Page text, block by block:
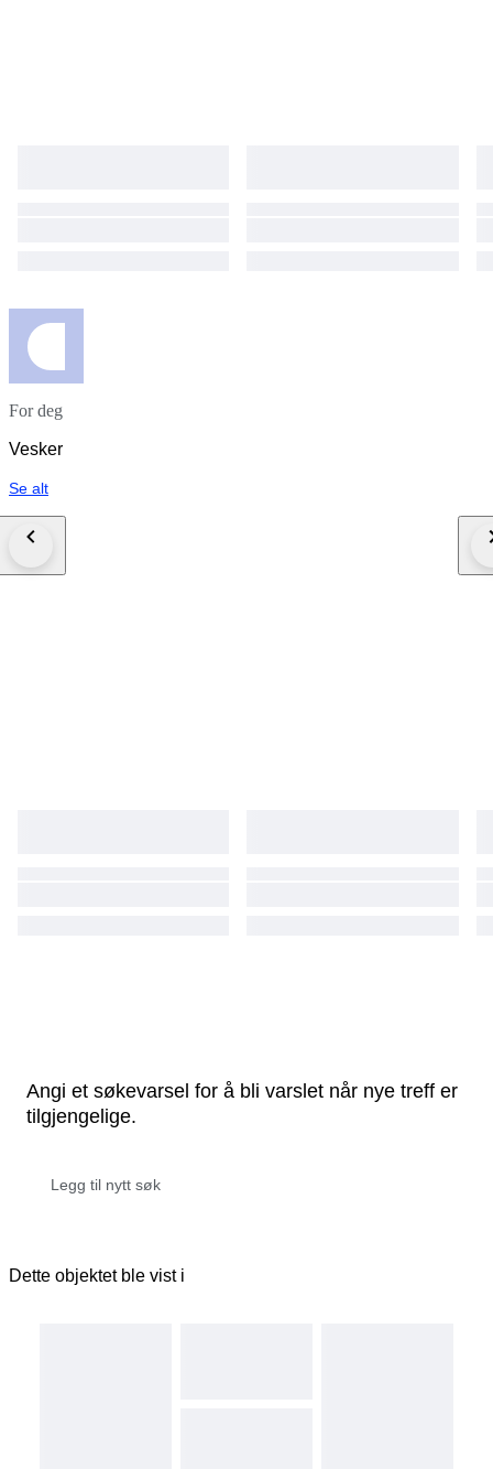
For deg
Vesker
Se alt
Angi et søkevarsel for å bli varslet når nye treff er
tilgjengelige.
Dette objektet ble vist i